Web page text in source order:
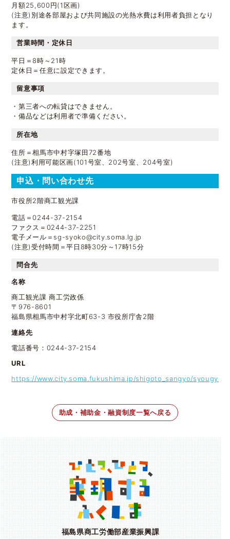
月額25,600円(1区画)
(注意)別途各部屋および共同施設の光熱水費は利用者負担となり
ます。
営業時間・定休日
平日＝8時～21時
定休日＝任意に設定できます。
留意事項
・第三者への転貸はできません。
・備品などは利用者で準備ください。
所在地
住所＝相馬市中村字塚田72番地
(注意)利用可能区画(101号室、202号室、204号室)
申込・問い合わせ先
市役所2階商工観光課
電話＝0244-37-2154
ファクス＝0244-37-2251
電子メール＝sg-syoko@city.soma.lg.jp
(注意)受付時間＝平日8時30分～17時15分
問合先
名称
商工観光課 商工労政係
〒976-8601
福島県相馬市中村字北町63-3 市役所庁舎2階
連絡先
電話番号：0244-37-2154
URL
https://www.city.soma.fukushima.jp/shigoto_sangyo/
助成・補助金・融資制度一覧へ戻る
福島県商工労働部産業振興課